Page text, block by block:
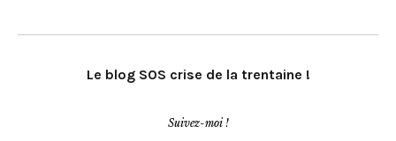
Le blog SOS crise de la trentaine !
Suivez-moi !